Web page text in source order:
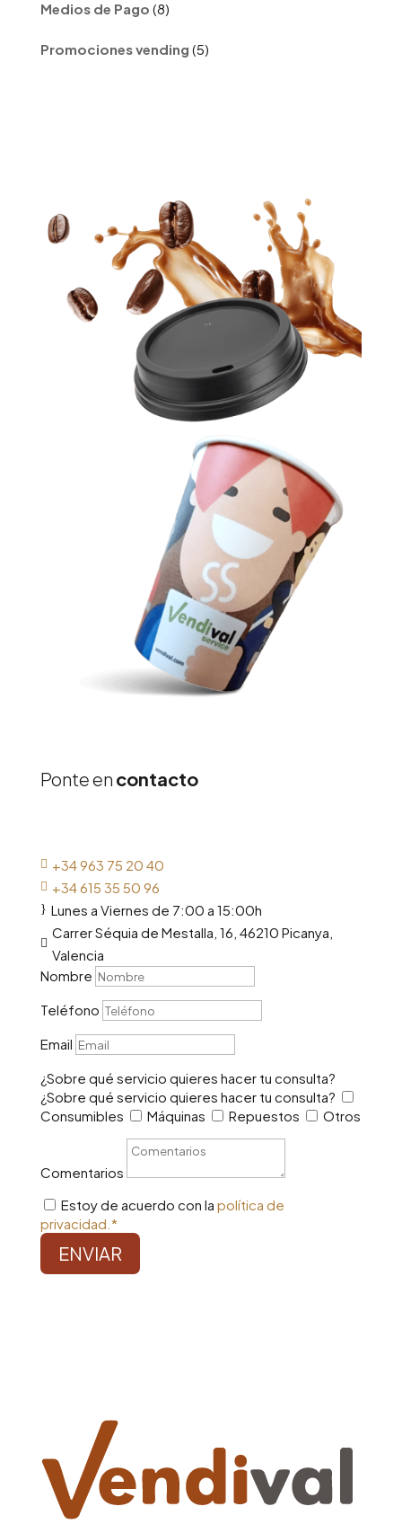
Medios de Pago 8
productos
Promociones vending 5
productos
Ponte en contacto
 +34 963 75 20 40
 +34 615 35 50 96
} Lunes a Viernes de 7:00 a 15:00h

Carrer Séquia de Mestalla, 16, 46210 Picanya,
Valencia
Nombre
Teléfono
Email
¿Sobre qué servicio quieres hacer tu consulta?
¿Sobre qué servicio quieres hacer tu consulta?
Consumibles
Máquinas Repuestos Otros
Comentarios
Estoy de acuerdo con la política de
privacidad.*
ENVIAR